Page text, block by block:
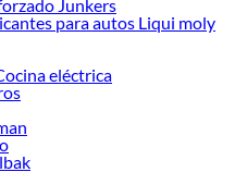
Junkers
para autos Liqui moly
eléctrica